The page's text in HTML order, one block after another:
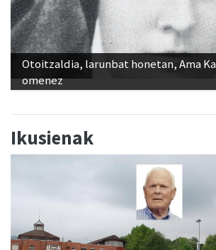
Otoitzaldia, larunbat honetan, Ama
omenez
Ikusienak